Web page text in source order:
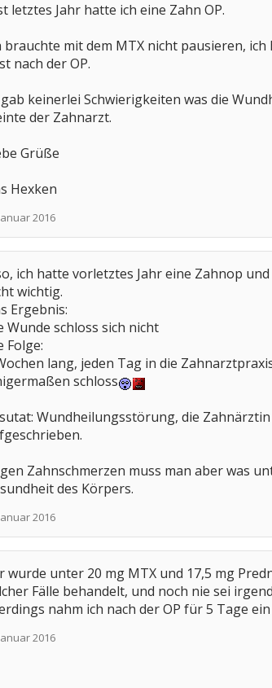
letztes Jahr hatte ich eine Zahn OP.
brauchte mit dem MTX nicht pausieren,
nach der OP.
gab keinerlei Schwierigkeiten was die
der Zahnarzt.
Grüße
Hexken
2016
ich hatte vorletztes Jahr eine Zahnop
wichtig.
Ergebnis:
Wunde schloss sich nicht
Folge:
lang, jeden Tag in die
schloss
Wundheilungsstörung, die
Zahnschmerzen muss man aber was
des Körpers.
2016
wurde unter 20 mg MTX und 17,5 mg
Fälle behandelt, und noch nie sei
nahm ich nach der OP für 5 Tage
2016